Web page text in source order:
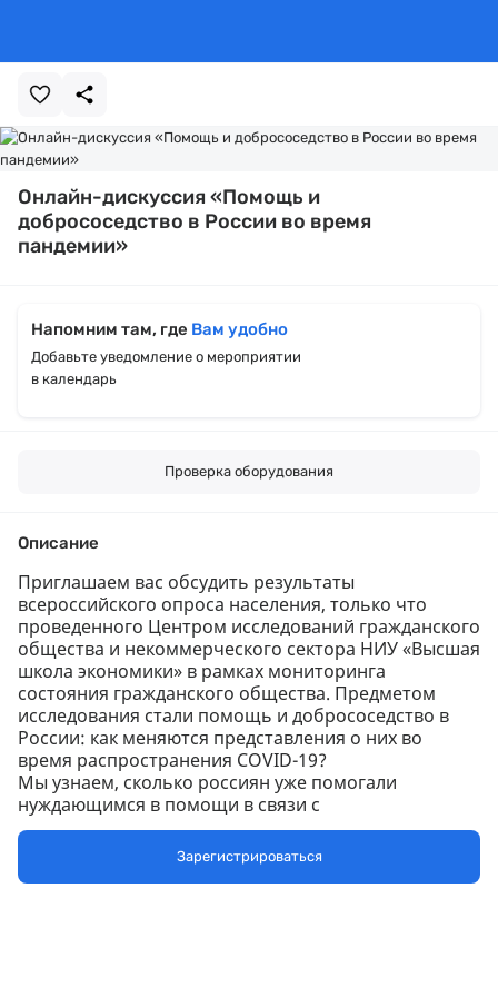
Онлайн-дискуссия «Помощь и
добрососедство в России во время
пандемии»
Напомним там, где Вам удобно
Добавьте уведомление о мероприятии
в календарь
Проверка оборудования
Описание
Приглашаем вас обсудить результаты
всероссийского опроса населения, только что
проведенного Центром исследований гражданского
общества и некоммерческого сектора НИУ «Высшая
школа экономики» в рамках мониторинга
состояния гражданского общества. Предметом
исследования стали помощь и добрососедство в
России: как меняются представления о них во
время распространения COVID-19?
Мы узнаем, сколько россиян уже помогали
нуждающимся в помощи в связи с
распространением коронавируса. И сколько
заявляют о готовности помочь. Будут ли соседи
покупать продукты или выбрасывать за вас мусор,
Зарегистрироваться